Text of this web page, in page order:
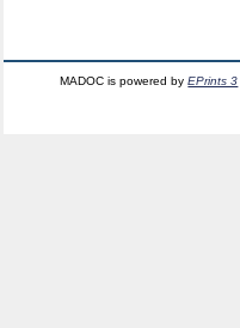
MADOC is powered byEPrints 3